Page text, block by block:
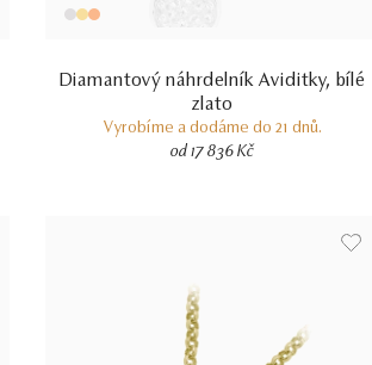
Diamantový náhrdelník Aviditky, bílé
zlato
Vyrobíme a dodáme do 21 dnů.
od 17 836 Kč